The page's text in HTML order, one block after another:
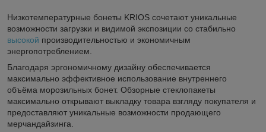
Низкотемпературные бонеты KRIOS сочетают уникальные
возможности загрузки и видимой экспозиции со стабильно
высокой производительностью и экономичным
энергопотреблением.
Благодаря эргономичному дизайну обеспечивается
максимально эффективное использование внутреннего
объёма морозильных бонет. Обзорные стеклопакеты
максимально открывают выкладку товара взгляду покупателя и
предоставляют уникальные возможности продающего
мерчандайзинга.